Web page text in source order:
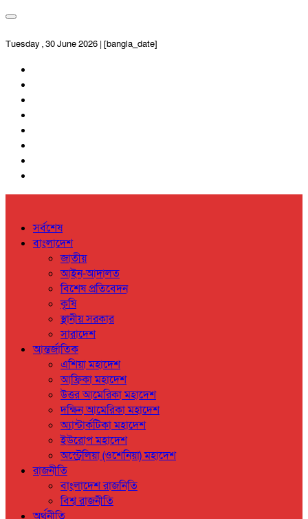
Tuesday , 30 June 2026 | [bangla_date]
সর্বশেষ
বাংলাদেশ
জাতীয়
আইন-আদালত
বিশেষ প্রতিবেদন
কৃষি
স্থানীয় সরকার
সারাদেশ
আন্তর্জাতিক
এশিয়া মহাদেশ
আফ্রিকা মহাদেশ
উত্তর আমেরিকা মহাদেশ
দক্ষিন আমেরিকা মহাদেশ
অ্যান্টার্কটিকা মহাদেশ
ইউরোপ মহাদেশ
অস্ট্রেলিয়া (ওশেনিয়া) মহাদেশ
রাজনীতি
বাংলাদেশ রাজনিতি
বিশ্ব রাজনীতি